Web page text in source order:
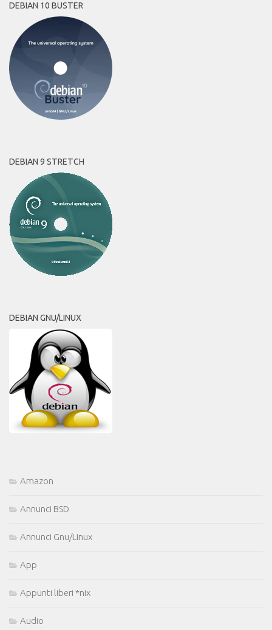
DEBIAN 10 BUSTER
DEBIAN 9 STRETCH
DEBIAN GNU/LINUX
Amazon
Annunci BSD
Annunci Gnu/Linux
App
Appunti liberi *nix
Audio